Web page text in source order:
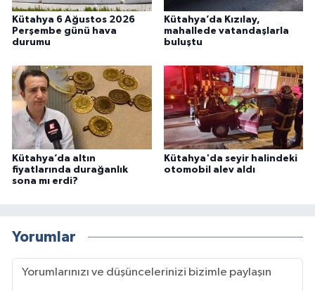
Kütahya 6 Ağustos 2026
Perşembe günü hava
durumu
Kütahya’da Kızılay,
mahallede vatandaşlarla
buluştu
Kütahya’da altın
fiyatlarında durağanlık
sona mı erdi?
Kütahya'da seyir halindeki
otomobil alev aldı
Yorumlar